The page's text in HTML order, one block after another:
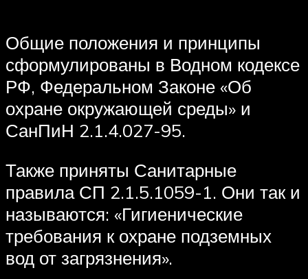
Общие положения и принципы
сформулированы в Водном кодексе
РФ, Федеральном Законе «Об
охране окружающей среды» и
СанПиН 2.1.4.027-95.
Также приняты Санитарные
правила СП 2.1.5.1059-1. Они так и
называются: «Гигиенические
требования к охране подземных
вод от загрязнения».